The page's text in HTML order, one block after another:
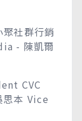
社群行銷
- 陳凱爾
CVC
本 Vice